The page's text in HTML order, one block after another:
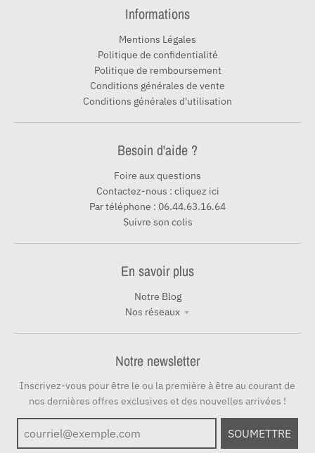
Informations
Mentions Légales
Politique de confidentialité
Politique de remboursement
Conditions générales de vente
Conditions générales d'utilisation
Besoin d'aide ?
Foire aux questions
Contactez-nous : cliquez ici
Par téléphone : 06.44.63.16.64
Suivre son colis
En savoir plus
Notre Blog
Nos réseaux
Notre newsletter
Inscrivez-vous pour être le ou la première à être au courant de
nos dernières offres exclusives et des nouvelles arrivées !
SOUMETTRE